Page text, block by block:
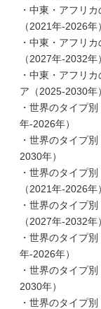
・中東・アフリ
（2021年-2026年）
・中東・アフリ
（2027年-2032年）
・中東・アフリ
ア（2025-2030年）
・世界のタイプ
年-2026年）
・世界のタイプ
2030年）
・世界のタイプ
（2021年-2026年）
・世界のタイプ
（2027年-2032年）
・世界のタイプ
年-2026年）
・世界のタイプ
2030年）
・世界のタイプ